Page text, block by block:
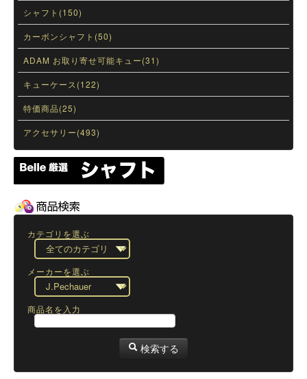
シャフト(150)
カーボンシャフト(50)
ADAM お取り寄せ可能キュー(31)
キューケース(122)
特価商品(25)
アクセサリー(493)
カテゴリを選ぶ
メーカーを選ぶ
商品名を入力
検索する